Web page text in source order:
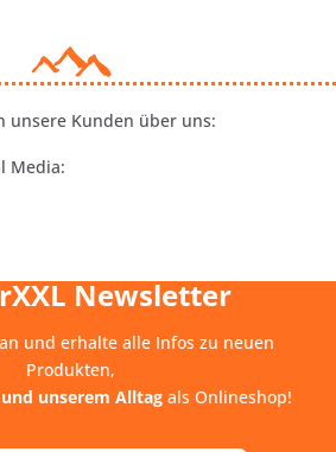
unsere Kunden über uns:
Media:
Newsletter
und erhalte alle Infos zu neuen
Produkten,
unserem Alltagals Onlineshop!